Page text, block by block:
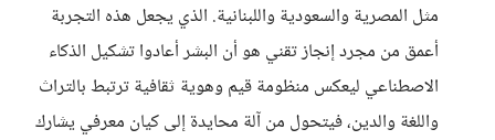
مثل المصرية والسعودية واللبنانية. الذي يجعل هذه التجربة
أعمق من مجرد إنجاز تقني هو أن البشر أعادوا تشكيل الذكاء
الاصطناعي ليعكس منظومة قيم وهوية ثقافية ترتبط بالتراث
واللغة والدين، فيتحول من آلة محايدة إلى كيان معرفي يشارك